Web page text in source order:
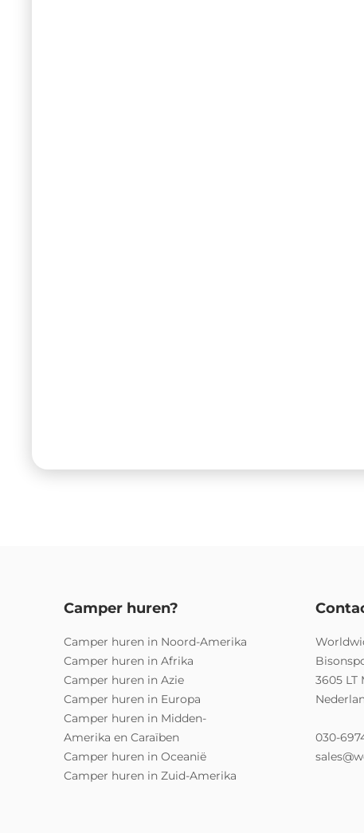
Camper huren?
Camper huren in Noord-Amerika
Camper huren in Afrika
Camper huren in Azie
Camper huren in Europa
Camper huren in Midden-
Amerika en Caraïben
Camper huren in Oceanië
Camper huren in Zuid-Amerika
3605 LT
030-